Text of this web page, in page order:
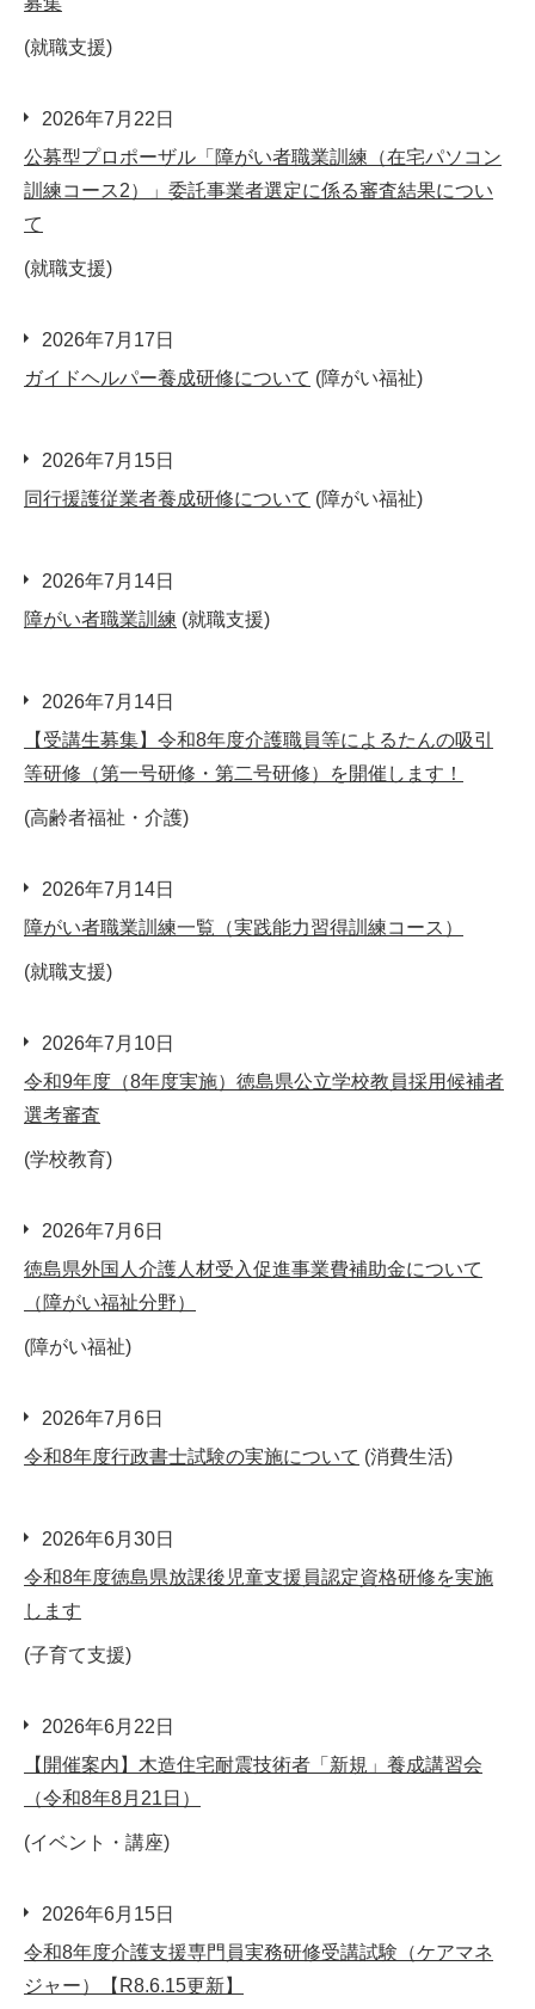
(就職支援)
2026年7月22日
公募型プロポーザル「障がい者職業訓練（在宅パソコン
訓練コース2）」委託事業者選定に係る審査結果につい
て
(就職支援)
2026年7月17日
ガイドヘルパー養成研修について (障がい福祉)
2026年7月15日
同行援護従業者養成研修について (障がい福祉)
2026年7月14日
障がい者職業訓練 (就職支援)
2026年7月14日
【受講生募集】令和8年度介護職員等によるたんの吸引
等研修（第一号研修・第二号研修）を開催します！
(高齢者福祉・介護)
2026年7月14日
障がい者職業訓練一覧（実践能力習得訓練コース）
(就職支援)
2026年7月10日
令和9年度（8年度実施）徳島県公立学校教員採用候補者
選考審査
(学校教育)
2026年7月6日
徳島県外国人介護人材受入促進事業費補助金について
（障がい福祉分野）
(障がい福祉)
2026年7月6日
令和8年度行政書士試験の実施について (消費生活)
2026年6月30日
令和8年度徳島県放課後児童支援員認定資格研修を実施
します
(子育て支援)
2026年6月22日
【開催案内】木造住宅耐震技術者「新規」養成講習会
（令和8年8月21日）
(イベント・講座)
2026年6月15日
令和8年度介護支援専門員実務研修受講試験（ケアマネ
ジャー）【R8.6.15更新】